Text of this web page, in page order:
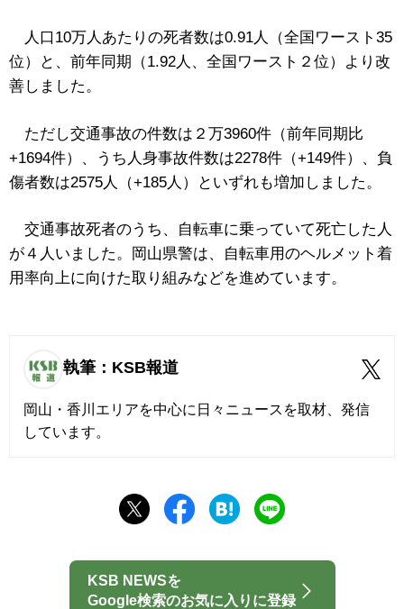
人口10万人あたりの死者数は0.91人（全国ワースト35
位）と、前年同期（1.92人、全国ワースト２位）より改
善しました。
ただし交通事故の件数は２万3960件（前年同期比
+1694件）、うち人身事故件数は2278件（+149件）、負
傷者数は2575人（+185人）といずれも増加しました。
交通事故死者のうち、自転車に乗っていて死亡した人
が４人いました。岡山県警は、自転車用のヘルメット着
用率向上に向けた取り組みなどを進めています。
執筆：KSB報道
岡山・香川エリアを中心に日々ニュースを取材、発信
しています。
KSB NEWSを
Google検索のお気に入りに登録